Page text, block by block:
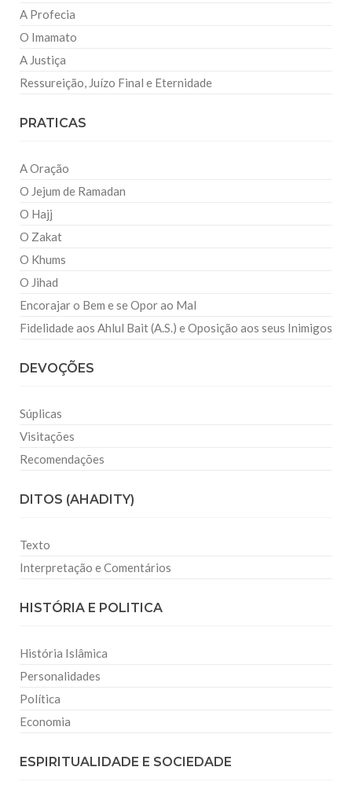
A Profecia
O Imamato
A Justiça
Ressureição, Juízo Final e Eternidade
PRATICAS
A Oração
O Jejum de Ramadan
O Hajj
O Zakat
O Khums
O Jihad
Encorajar o Bem e se Opor ao Mal
Fidelidade aos Ahlul Bait (A.S.) e Oposição aos seus Inimigos
DEVOÇÕES
Súplicas
Visitações
Recomendações
DITOS (AHADITY)
Texto
Interpretação e Comentários
HISTÓRIA E POLITICA
História Islâmica
Personalidades
Política
Economia
ESPIRITUALIDADE E SOCIEDADE